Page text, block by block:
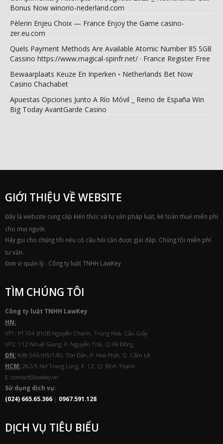
Bonus Now winorio-nederland.com
Pèlerin Enjeu Choix — France Enjoy the Game casino-
zer.eu.com
Quels Payment Methods Are Available Atomic Number 85 SG8
Cassino https://www.magical-spinfr.net/ · France Register Free
Bewaarplaats Keuze En Inperken ◦ Netherlands Bet Now
Casino Chachabet
Apuestas Opciones Junto A Río Móvil _ Reino de España Win
Big Today AvantGarde Casino
GIỚI THIỆU VỀ WEBSITE
Đây là website cung cấp kiến thức và tư vấn pháp luật, kế toán thuế miễn phí
cho mọi người.
Hãy gọi cho chúng tôi nếu có câu hỏi cần được giải đáp. Chúng tôi miễn phí
tư vấn.
Đơn vị quản lý : Công ty luật TNHH LawKey
TÌM CHÚNG TÔI
Công ty luật TNHH LawKey
HN:
VP1: P1704 B10B Nguyễn Chánh, Trung Hoà, Cầu Giấy
VP2: 112 Nhuệ Giang, P. Nguyễn Trãi, Q.Hà Đông
ĐN: Kiệt 546 (H5/1/8), Tôn Đản, P. Hoà Phát, Q. Cẩm Lệ
HCM: 282/5 Nơ Trang Long, P. 12, Q. Bình Thạnh
E: contact@lawkey.vn
Sử dụng dịch vụ:
(024) 665.65.366 | 0967.591.128
DỊCH VỤ TIÊU BIỂU